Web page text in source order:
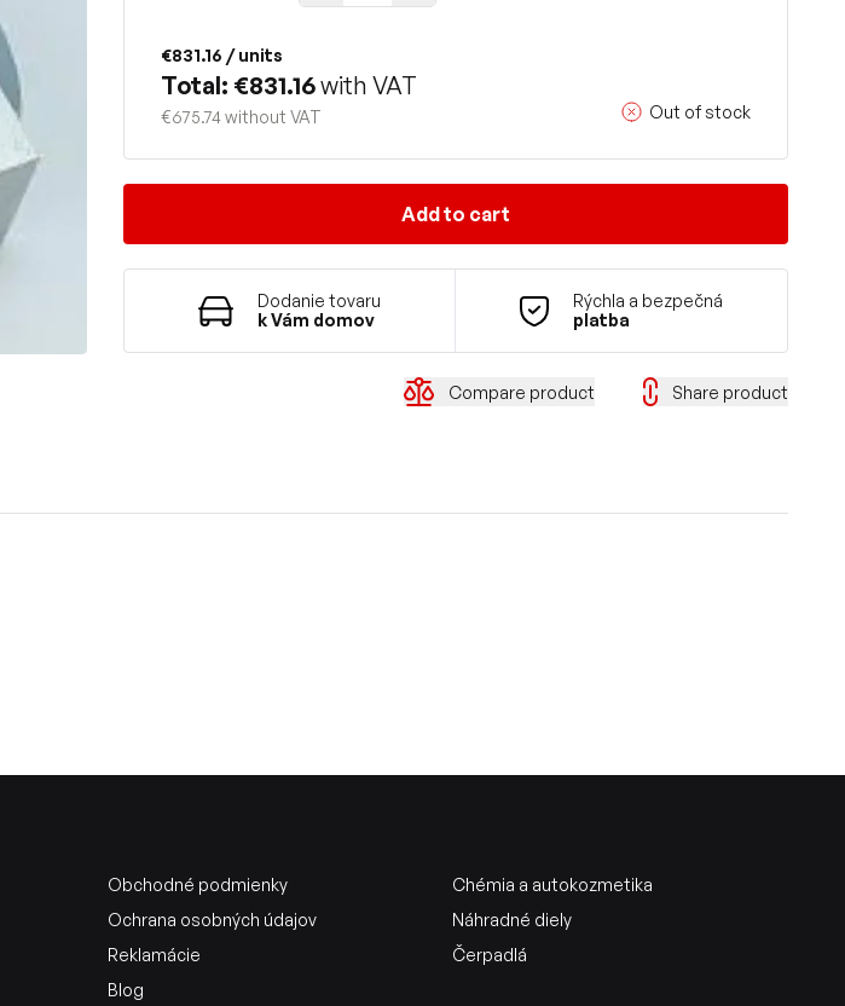
€831.16 / units
Total: €831.16with VAT
€675.74 without VAT Out of stock
Add to cart
Dodanie tovaru
k Vám domov
Rýchla a bezpečná
platba
Compare product Share product
Obchodné podmienky
Ochrana osobných údajov
Reklamácie
Blog
Chémia a autokozmetika
Náhradné diely
Čerpadlá